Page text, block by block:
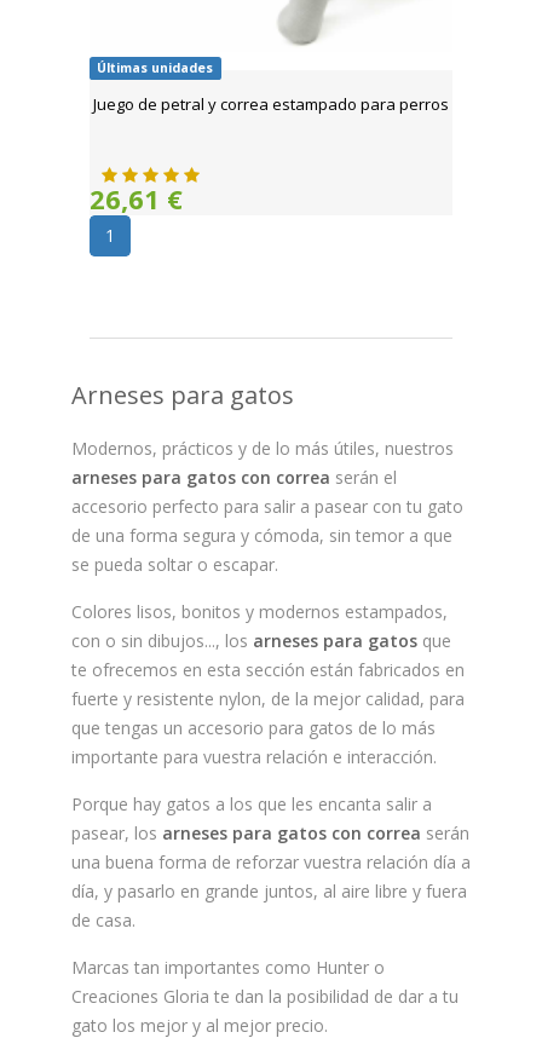
Últimas unidades
Juego de petral y correa estampado para perros
26,61 €
1
Arneses para gatos
Modernos, prácticos y de lo más útiles, nuestros
arneses para gatos con correa serán el
accesorio perfecto para salir a pasear con tu gato
de una forma segura y cómoda, sin temor a que
se pueda soltar o escapar.
Colores lisos, bonitos y modernos estampados,
con o sin dibujos..., los arneses para gatos que
te ofrecemos en esta sección están fabricados en
fuerte y resistente nylon, de la mejor calidad, para
que tengas un accesorio para gatos de lo más
importante para vuestra relación e interacción.
Porque hay gatos a los que les encanta salir a
pasear, los arneses para gatos con correa serán
una buena forma de reforzar vuestra relación día a
día, y pasarlo en grande juntos, al aire libre y fuera
de casa.
Marcas tan importantes como Hunter o
Creaciones Gloria te dan la posibilidad de dar a tu
gato los mejor y al mejor precio.